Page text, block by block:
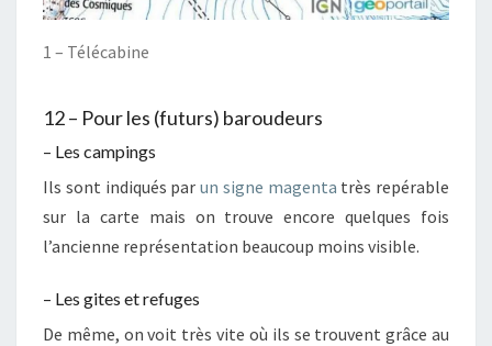
1 – Télécabine
12 – Pour les (futurs) baroudeurs
– Les campings
Ils sont indiqués par un signe magenta très repérable
sur la carte mais on trouve encore quelques fois
l’ancienne représentation beaucoup moins visible.
– Les gites et refuges
De même, on voit très vite où ils se trouvent grâce au